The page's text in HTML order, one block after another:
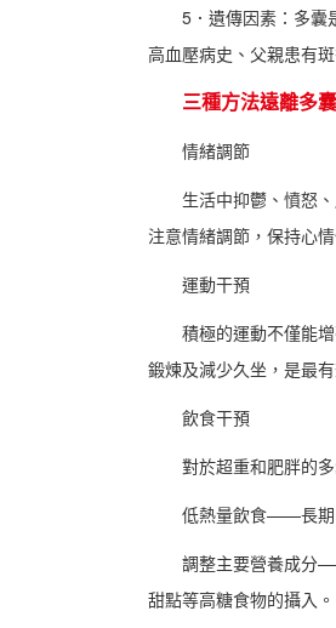
5．遺傳因素：多囊
高血壓病史、父親患有
三種方法遠離多
情緒調節
生活中抑鬱、憤怒
注意情緒調節，保持心情
運動干預
積極的運動不僅能
鍛煉及減少久坐，是最
飲食干預
對於超重和肥胖的
低熱量飲食——長期
調整主要營養成分
甜點等高糖食物的攝入。